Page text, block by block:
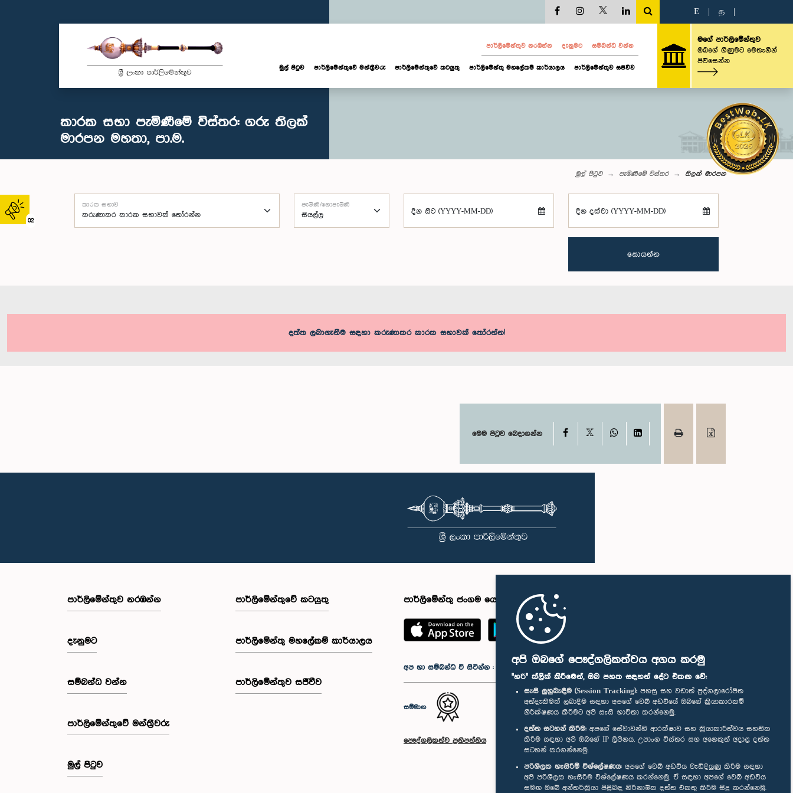
අපි ඔබගේ පෞද්ගලිකත්වය අගය කරමු
"හරි" ක්ලික් කිරීමෙන්, ඔබ පහත සඳහන් දේට එකඟ වේ:
සැසි ලුහුබැඳීම (Session Tracking): පහසු සහ වඩාත් පුද්ගලාරෝපිත
අත්දැකීමක් ලබාදීම සඳහා අපගේ වෙබ් අඩවියේ ඔබගේ ක්‍රියාකාරකම්
නිරීක්ෂණය කිරීමට අපි සැසි භාවිතා කරන්නෙමු.
දත්ත සටහන් කිරීම: අපගේ සේවාවන්හි ආරක්ෂාව සහ ක්‍රියාකාරීත්වය සහතික
කිරීම සඳහා අපි ඔබගේ IP ලිපිනය, උපාංග විස්තර සහ අනෙකුත් අදාළ දත්ත
සටහන් කරගන්නෙමු.
පරිශීලක හැසිරීම් විශ්ලේෂණය: අපගේ වෙබ් අඩවිය වැඩිදියුණු කිරීම සඳහා
අපි පරිශීලක හැසිරීම විශ්ලේෂණය කරන්නෙමු. ඒ සඳහා අපගේ වෙබ් අඩවිය
සමඟ ඔබේ අන්තර්ක්‍රියා පිළිබඳ නිර්නාමික දත්ත එකතු කිරීම සිදු කරන්නෙමු.
02
E த
පාර්ලි‌මේන්තුව නරඹන්න දැනුමට සම්බන්ධ වන්න
මුල් පිටුව පාර්ලි‌මේන්තුවේ මන්ත්‍රීවරු පාර්ලිමේන්තුවේ කටයුතු පාර්ලිමේන්තු මහලේකම් කාර්යාලය පාර්ලිමේන්තුව සජීවීව
මගේ පාර්ලිමේන්තුව
ඔබගේ ගිණුමට මෙතැනින්
පිවිසෙන්න
කාරක සභා පැමිණීමේ විස්තර: ගරු තිලක්
මාරපන මහතා, පා.ම.
මුල් පිටුව පැමිණීමේ විස්තර තිලක් මාරපන
කාරක සභාව පැමිණි/නොපැමිණි
දින සිට (YYYY-MM-DD) දින දක්වා (YYYY-MM-DD)
සොයන්න
දත්ත ලබාගැනීම සඳහා කරුණාකර කාරක සභාවක් තෝරන්න!
මෙම පිටුව බෙදාගන්න Facebook WhatsAppLinkedIn
පාර්ලි‌මේන්තුව නරඹන්න
දැනුමට
සම්බන්ධ වන්න
පාර්ලි‌මේන්තුවේ මන්ත්‍රීවරු
මුල් පිටුව
පාර්ලිමේන්තුවේ කටයුතු
පාර්ලිමේන්තු මහලේකම් කාර්යාලය
පාර්ලිමේන්තුව සජීවීව
පාර්ලිමේන්තු ජංගම යෙදුම
අප හා සම්බන්ධ වී සිටින්න :
සම්මාන
පෞද්ගලිකත්ව ප්‍රතිපත්තිය